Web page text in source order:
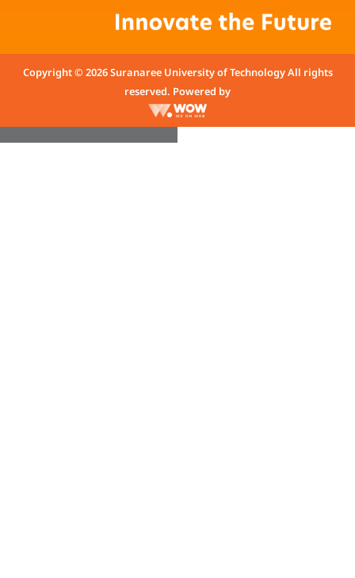
Copyright © 2026 Suranaree University of Technology All rights
reserved. Powered by